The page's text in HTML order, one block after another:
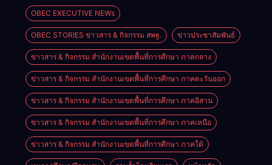
ไทยสู่อนาคต”
ประจำเขต
ตรวจราชการ
ที่ 13
นำการศึกษา
ไทยสู่อนาคต”
เขตตรวจ
ราชการที่ ๑๓
2569
OBEC EXECUTIVE NEWs
OBEC STORIES ข่าวสาร & กิจกรรม สพฐ. ข่าวประชาสัมพันธ์
ข่าวสาร & กิจกรรม สำนักงานเขตพื้นที่การศึกษา ภาคกลาง
ข่าวสาร & กิจกรรม สำนักงานเขตพื้นที่การศึกษา ภาคตะวันออก
ข่าวสาร & กิจกรรม สำนักงานเขตพื้นที่การศึกษา ภาคอิสาน
ข่าวสาร & กิจกรรม สำนักงานเขตพื้นที่การศึกษา ภาคเหนือ
ข่าวสาร & กิจกรรม สำนักงานเขตพื้นที่การศึกษา ภาคใต้